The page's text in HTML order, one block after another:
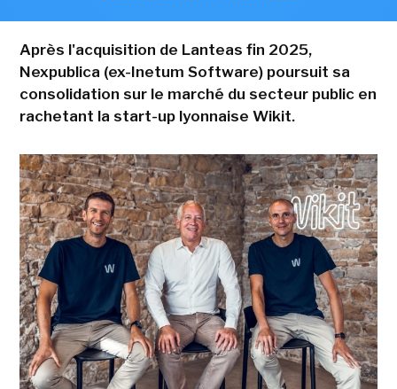
Après l'acquisition de Lanteas fin 2025,
Nexpublica (ex-Inetum Software) poursuit sa
consolidation sur le marché du secteur public en
rachetant la start-up lyonnaise Wikit.